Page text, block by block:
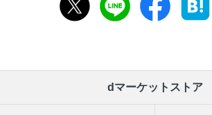
dマーケットストア